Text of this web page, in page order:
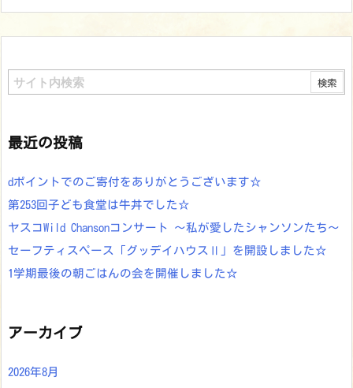
最近の投稿
dポイントでのご寄付をありがとうございます☆
第253回子ども食堂は牛丼でした☆
ヤスコWild Chansonコンサート ～私が愛したシャンソンたち～
セーフティスペース「グッデイハウスⅡ」を開設しました☆
1学期最後の朝ごはんの会を開催しました☆
アーカイブ
2026年8月